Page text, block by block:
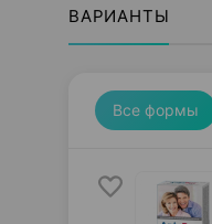
ВАРИАНТЫ
Все формы